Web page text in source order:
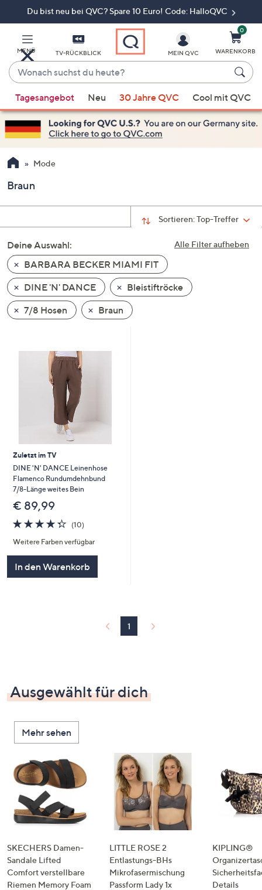
Du bist neu bei QVC? Spare 10 Euro! Code: HalloQVC
MENÜ TV-RÜCKBLICK
Wonach
suchst
du
heute?
Vorschläge
verfügbar
sind,
verwenden
Sie
Pfeiltasten
nach
und
nach
unten
oder
wischen
Sie
auf
anzuzeigen.
MEIN QVC
0
WARENKORB
Tagesangebot Neu 30 Jahre QVC Cool mit QVC
Mode
Braun
Sortieren:Top-Treffer
Alle Filter aufheben
Deine Auswahl:
BARBARA BECKER MIAMI FIT
DINE 'N' DANCE
Bleistiftröcke
7/8 Hosen
Braun
Zuletzt im TV
DINE 'N' DANCE Leinenhose
Flamenco Rundumdehnbund
7/8-Länge weites Bein
€ 89,99
4.3
von
5
(10)10
Weitere Farben verfügbar
In den Warenkorb
1
Ausgewählt für dich
Mehr sehen
SKECHERS Damen-
Sandale Lifted
Comfort verstellbare
Riemen Memory Foam
LITTLE ROSE 2
Entlastungs-BHs
Mikrofasermischung
Passform Lady 1x
KIPLING®
Details